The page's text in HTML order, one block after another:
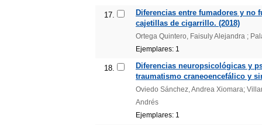
17.
Diferencias entre fumadores y no
cajetillas de cigarrillo. (2018)
Ortega Quintero, Faisuly Alejandra ;
Ejemplares: 1
18.
Diferencias neuropsicológicas y
traumatismo craneoencefálico y
Oviedo Sánchez, Andrea Xiomara;
Andrés
Ejemplares: 1